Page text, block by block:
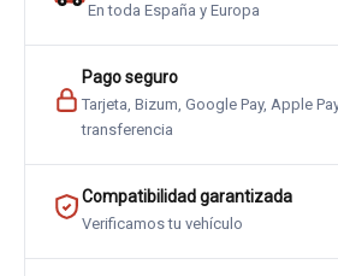
En toda España y Europa
Pago seguro
Tarjeta, Bizum, Google Pay, Apple
transferencia
Compatibilidad garantizada
Verificamos tu vehículo